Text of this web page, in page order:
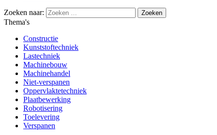
Zoeken naar:
Thema's
Constructie
Kunststoftechniek
Lastechniek
Machinebouw
Machinehandel
Niet-verspanen
Oppervlaktetechniek
Plaatbewerking
Robotisering
Toelevering
Verspanen